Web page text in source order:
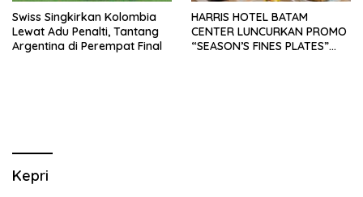
Swiss Singkirkan Kolombia
Lewat Adu Penalti, Tantang
Argentina di Perempat Final
HARRIS HOTEL BATAM
CENTER LUNCURKAN PROMO
“SEASON’S FINES PLATES”
Kepri